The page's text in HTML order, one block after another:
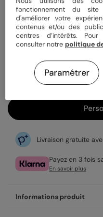
3,99 €
Fabrication française
Expédition rapide en 24h
Livraison gratuite
Payez en 3 fois
En savoir plus
Informations produit
fonctionnement du
d'améliorer votre
contenus et/ou des
centres d’intérêts.
consulter notre politique
Paramétrer